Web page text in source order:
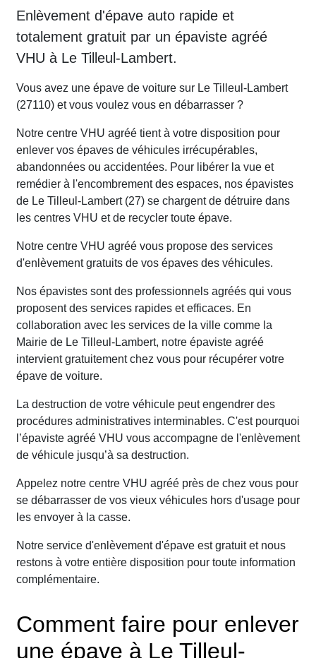
Enlèvement d'épave auto rapide et
totalement gratuit par un épaviste agréé
VHU à Le Tilleul-Lambert.
Vous avez une épave de voiture sur Le Tilleul-Lambert
(27110) et vous voulez vous en débarrasser ?
Notre centre VHU agréé tient à votre disposition pour
enlever vos épaves de véhicules irrécupérables,
abandonnées ou accidentées. Pour libérer la vue et
remédier à l'encombrement des espaces, nos épavistes
de Le Tilleul-Lambert (27) se chargent de détruire dans
les centres VHU et de recycler toute épave.
Notre centre VHU agréé vous propose des services
d'enlèvement gratuits de vos épaves des véhicules.
Nos épavistes sont des professionnels agréés qui vous
proposent des services rapides et efficaces. En
collaboration avec les services de la ville comme la
Mairie de Le Tilleul-Lambert, notre épaviste agréé
intervient gratuitement chez vous pour récupérer votre
épave de voiture.
La destruction de votre véhicule peut engendrer des
procédures administratives interminables. C'est pourquoi
l’épaviste agréé VHU vous accompagne de l'enlèvement
de véhicule jusqu’à sa destruction.
Appelez notre centre VHU agréé près de chez vous pour
se débarrasser de vos vieux véhicules hors d'usage pour
les envoyer à la casse.
Notre service d'enlèvement d'épave est gratuit et nous
restons à votre entière disposition pour toute information
complémentaire.
Comment faire pour enlever
une épave à Le Tilleul-